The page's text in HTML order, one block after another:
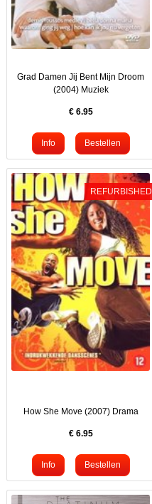
Grad Damen Jij Bent Mijn Droom
(2004) Muziek
€ 6.95
REFURBISHED
How She Move (2007) Drama
€ 6.95